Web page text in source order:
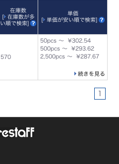
在庫数
[
在庫数が多
い順で検索]
単価
[
単価が安い順で検索]
570
50pcs ～ ¥302.54
500pcs ～ ¥293.62
2,500pcs ～ ¥287.67
続きを見る
1